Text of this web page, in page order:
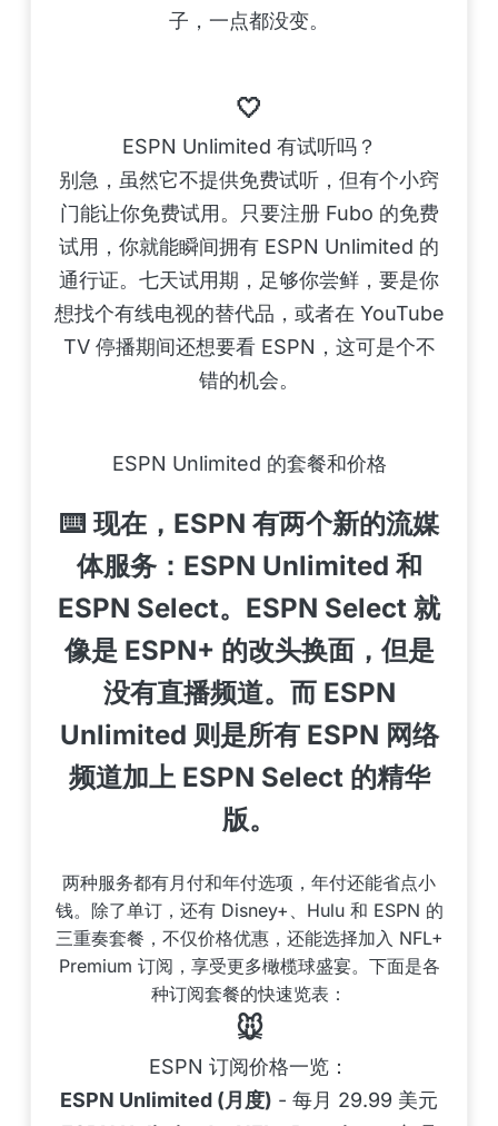
子，一点都没变。
🤍
ESPN Unlimited 有试听吗？
别急，虽然它不提供免费试听，但有个小窍
门能让你免费试用。只要注册 Fubo 的免费
试用，你就能瞬间拥有 ESPN Unlimited 的
通行证。七天试用期，足够你尝鲜，要是你
想找个有线电视的替代品，或者在 YouTube
TV 停播期间还想要看 ESPN，这可是个不
错的机会。
ESPN Unlimited 的套餐和价格
⌨️ 现在，ESPN 有两个新的流媒
体服务：ESPN Unlimited 和
ESPN Select。ESPN Select 就
像是 ESPN+ 的改头换面，但是
没有直播频道。而 ESPN
Unlimited 则是所有 ESPN 网络
频道加上 ESPN Select 的精华
版。
两种服务都有月付和年付选项，年付还能省点小
钱。除了单订，还有 Disney+、Hulu 和 ESPN 的
三重奏套餐，不仅价格优惠，还能选择加入 NFL+
Premium 订阅，享受更多橄榄球盛宴。下面是各
种订阅套餐的快速览表：
🐭
ESPN 订阅价格一览：
ESPN Unlimited (月度) - 每月 29.99 美元